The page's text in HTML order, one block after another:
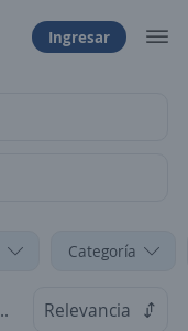
Ingresar
Categoría
Relevancia